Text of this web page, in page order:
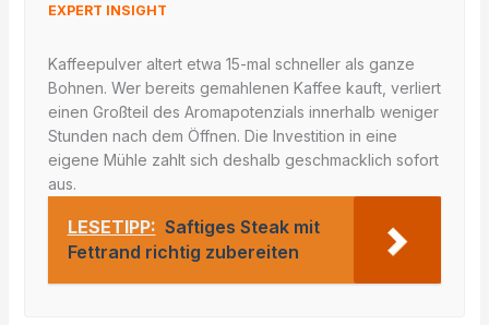
EXPERT INSIGHT
Kaffeepulver altert etwa 15-mal schneller als ganze
Bohnen. Wer bereits gemahlenen Kaffee kauft, verliert
einen Großteil des Aromapotenzials innerhalb weniger
Stunden nach dem Öffnen. Die Investition in eine
eigene Mühle zahlt sich deshalb geschmacklich sofort
aus.
LESETIPP: Saftiges Steak mit
Fettrand richtig zubereiten